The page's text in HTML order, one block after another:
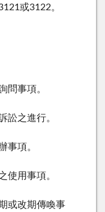
或3122。
問事項。
訟之進行。
事項。
使用事項。
或改期傳喚事